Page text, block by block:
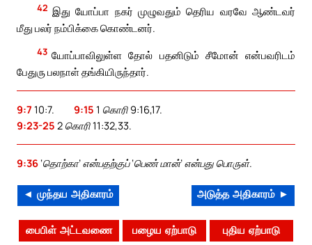
42 இது யோப்பா நகர் முழுவதும் தெரிய வரவே ஆண்டவர்
மீது பலர் நம்பிக்கை கொண்டனர்.
43 யோப்பாவிலுள்ள தோல் பதனிடும் சீமோன் என்பவரிடம்
பேதுரு பலநாள் தங்கியிருந்தார்.
9:7 10:7. 9:15 1 கொரி 9:16,17.
9:23-25 2 கொரி 11:32,33.
9:36 ‘தொற்கா’ என்பதற்குப் ‘பெண் மான்’ என்பது பொருள்.
◄ முந்தய அதிகாரம் அடுத்த அதிகாரம் ►
பைபிள் அட்டவணை பழைய ஏற்பாடு புதிய ஏற்பாடு